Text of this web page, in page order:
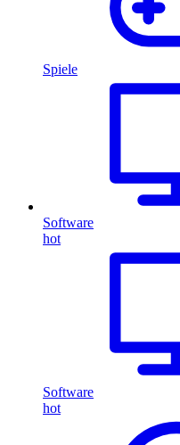
Spiele
Software
hot
Software
hot